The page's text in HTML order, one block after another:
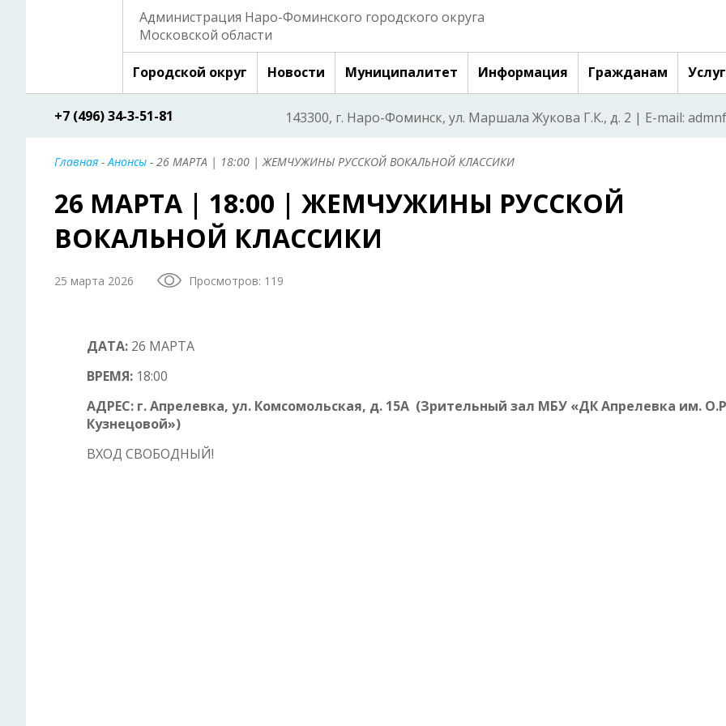
Администрация Наро-Фоминского городского округа
Московской области
Городской округ Новости Муниципалитет Информация Гражданам
+7 (496) 34-3-51-81 143300, г. Наро-Фоминск, ул. Маршала Жукова Г.К., д. 2 | E-mail:
Главная -Анонсы - 26 МАРТА | 18:00 | ЖЕМЧУЖИНЫ РУССКОЙ ВОКАЛЬНОЙ КЛАССИКИ
26 МАРТА | 18:00 | ЖЕМЧУЖИНЫ РУССКОЙ
ВОКАЛЬНОЙ КЛАССИКИ
25 марта 2026 Просмотров: 119
ДАТА: 26 МАРТА
ВРЕМЯ: 18:00
АДРЕС: г. Апрелевка, ул. Комсомольская, д. 15А (Зрительный зал МБУ «ДК Апрелевка им.
Кузнецовой»)
ВХОД СВОБОДНЫЙ!